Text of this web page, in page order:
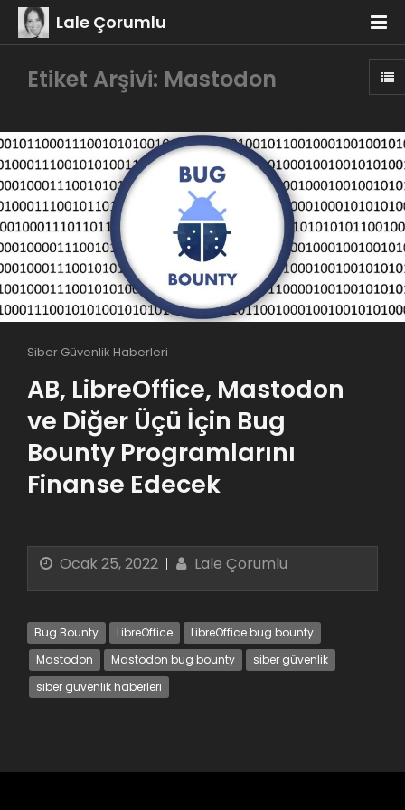
Lale Çorumlu
Etiket Arşivi: Mastodon
Siber Güvenlik Haberleri
AB, LibreOffice, Mastodon
ve Diğer Üçü İçin Bug
Bounty Programlarını
Finanse Edecek
Ocak 25, 2022 Lale Çorumlu
Bug Bounty LibreOffice
LibreOffice bug bounty
Mastodon
Mastodon bug bounty
siber güvenlik
siber güvenlik haberleri